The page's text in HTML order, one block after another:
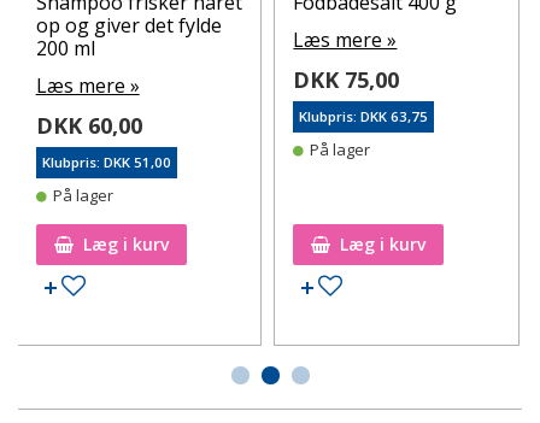
op og giver det fylde
200 ml
Læs mere »
DKK 60,00
Klubpris: DKK 51,00
På lager
Læg i kurv
Tilføj til ønskeseddel
Læs mere »
DKK 75,00
Klubpris: DKK 63,75
På lager
Læg i kurv
Tilføj til ønskeseddel